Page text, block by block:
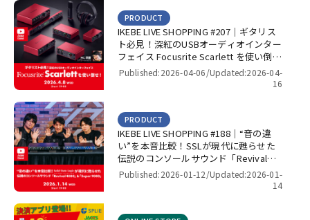
IKEBE LIVE SHOPPING #207｜ギタリス
ト必見！深紅のUSBオーディオインター
フェイス Focusrite Scarlett を使い倒
せ！【presented by パワーレック】
PRODUCT
Published:2026-04-06/Updated:2026-04-
16
IKEBE LIVE SHOPPING #188｜“音の違
い”を本音比較！SSLが現代に甦らせた
伝説のコンソールサウンド「Revival
4000」＆「Super 9000」【presented
PRODUCT
Published:2026-01-12/Updated:2026-01-
14